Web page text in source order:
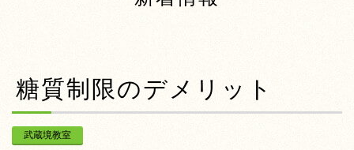
糖質制限のデメリット
武蔵境教室